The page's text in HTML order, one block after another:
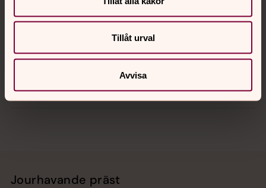
Tillåt urval
Avvisa
Sociala kanaler
Jourhavande präst